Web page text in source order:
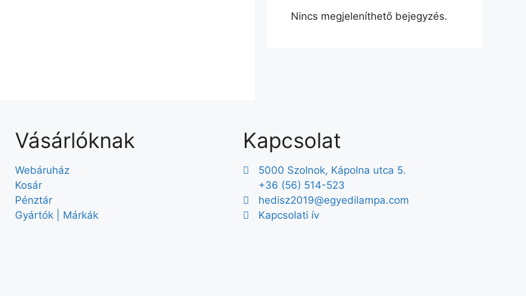
Nincs megjeleníthető bejegyzés.
Vásárlóknak
Webáruház
Kosár
Pénztár
Gyártók | Márkák
Kapcsolat
5000 Szolnok, Kápolna utca 5.
+36 (56) 514-523
hedisz2019@egyedilampa.com
Kapcsolati ív